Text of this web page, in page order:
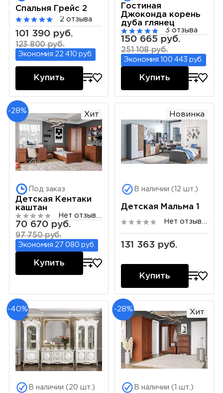
Спальня Грейс 2
2 отзыва
101 390 руб.
123 800 руб.
Экономия 22 410 руб.
Купить
Гостиная
Джоконда корень
дуба глянец
3 отзыва
150 665 руб.
251 108 руб.
Экономия 100 443 руб.
Купить
-28% Хит
Под заказ
Детская Кентаки
каштан
70 670 руб.
97 750 руб.
Экономия 27 080 руб.
Купить
Новинка
В наличии (12 шт.)
Детская Мальма 1
131 363 руб.
Купить
-40%
В наличии (20 шт.)
-28% Хит
В наличии (1 шт.)